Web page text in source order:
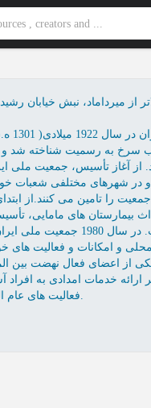
از میرداماد، نبش
سرخ به رسمیت شناخته شد
آغاز تأسیس، جمعیت ملی
در شهرهای مختلفی شعبات
را تامین می کنند.از
بیمارستان های مامایی،
مراکز درمانی ارتش مشارکت
محلی و امکانات و فعالیت
یکی از اعضای فعال نهضت
ارائه خدمات امدادی به
فعالیت های عام المنفعه و داوطلبانه و آموزش همگانی متمرکز است.